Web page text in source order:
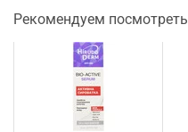
Рекомендуем посмотреть